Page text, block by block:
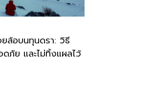
ล้อบนทุนดรา: วิธี
ภัย และไม่ทิ้งแผลไว้